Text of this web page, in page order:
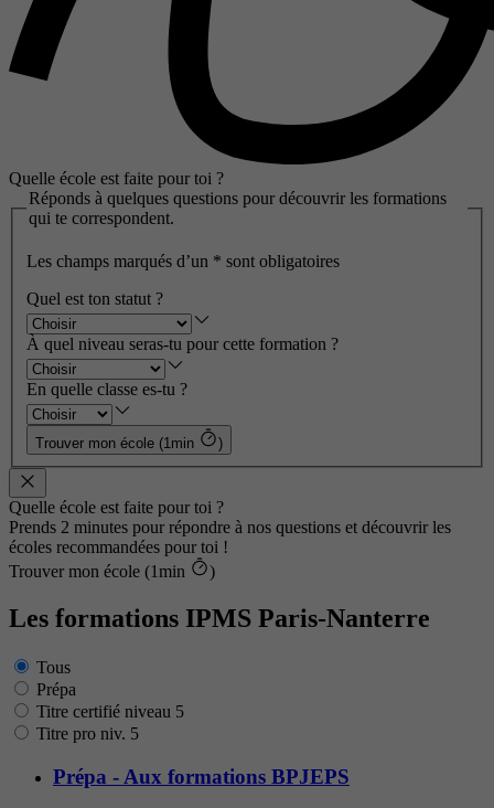
Quelle école est faite pour toi ?
Réponds à quelques questions pour découvrir les formations
qui te correspondent.
Les champs marqués d’un * sont obligatoires
Quel est ton statut ?
À quel niveau seras-tu pour cette formation ?
En quelle classe es-tu ?
Trouver mon école (1min )
Quelle école est faite pour toi ?
Prends 2 minutes pour répondre à nos questions et découvrir les
écoles recommandées pour toi !
Trouver mon école (1min
)
Les formations IPMS Paris-Nanterre
Tous
Prépa
Titre certifié niveau 5
Titre pro niv. 5
Prépa - Aux formations BPJEPS